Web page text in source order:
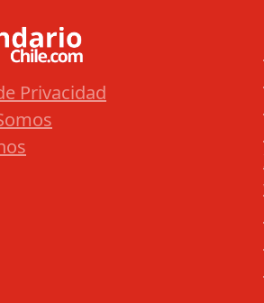
Privacidad